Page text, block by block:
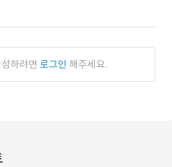
하려면 로그인 해주세요.